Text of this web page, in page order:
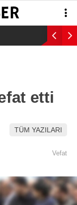
İhbar
Hattı
°
etti
TÜM YAZILARI
Vefat